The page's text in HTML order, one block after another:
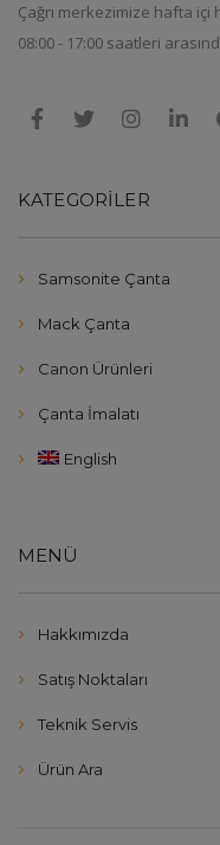
Çağrı merkezimize hafta içi
08:00 - 17:00 saatleri
KATEGORILER
Samsonite Çanta
Mack Çanta
Canon Ürünleri
Çanta İmalatı
English
MENÜ
Hakkımızda
Satış Noktaları
Teknik Servis
Ürün Ara